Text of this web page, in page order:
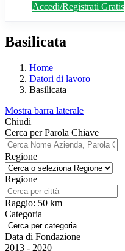
Accedi/Registrati Gratis
Basilicata
Home
Datori di lavoro
Basilicata
Mostra barra laterale
Chiudi
Cerca per Parola Chiave
Regione
Regione
Raggio: 50 km
Categoria
Data di Fondazione
2013 - 2020